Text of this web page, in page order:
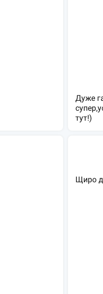
Дуже
тут!)
Щиро